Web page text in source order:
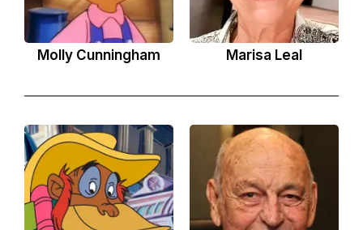
Molly Cunningham Marisa Leal